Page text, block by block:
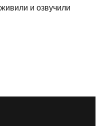
и озвучили